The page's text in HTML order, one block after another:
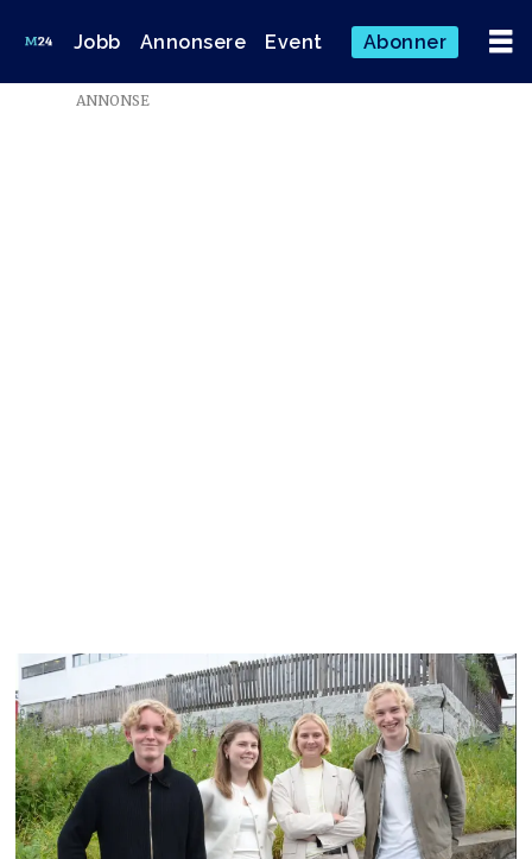
Jobb Annonsere Event Abonner
ANNONSE